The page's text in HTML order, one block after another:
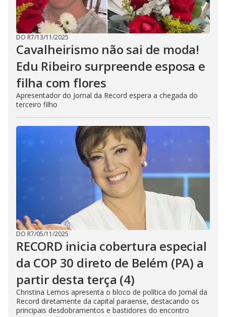
DO R7/13/11/2025
Cavalheirismo não sai de moda!
Edu Ribeiro surpreende esposa e
filha com flores
Apresentador do Jornal da Record espera a chegada do
terceiro filho
DO R7/05/11/2025
RECORD inicia cobertura especial
da COP 30 direto de Belém (PA) a
partir desta terça (4)
Christina Lemos apresenta o bloco de política do Jornal da
Record diretamente da capital paraense, destacando os
principais desdobramentos e bastidores do encontro